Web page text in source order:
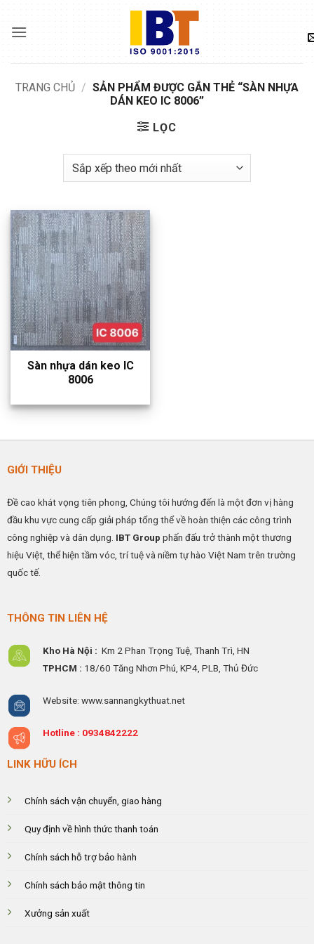
Skip
to
content
TRANG CHỦ / SẢN PHẨM ĐƯỢC GẮN THẺ “SÀN NHỰA
DÁN KEO IC 8006”
LỌC
Sàn nhựa dán keo IC
8006
GIỚI THIỆU
Đề cao khát vọng tiên phong, Chúng tôi hướng đến là một đơn vị hàng
đầu khu vực cung cấp giải pháp tổng thể về hoàn thiện các công trình
công nghiệp và dân dụng. IBT Group phấn đấu trở thành một thương
hiệu Việt, thể hiện tầm vóc, trí tuệ và niềm tự hào Việt Nam trên trường
quốc tế.
THÔNG TIN LIÊN HỆ
Kho Hà Nội : Km 2 Phan Trọng Tuệ, Thanh Trì, HN
TPHCM : 18/60 Tăng Nhơn Phú, KP4, PLB, Thủ Đức
Website: www.sannangkythuat.net
Hotline : 0934842222
LINK HỮU ÍCH
Chính sách vận chuyển, giao hàng
Quy định về hình thức thanh toán
Chính sách hỗ trợ bảo hành
Chính sách bảo mật thông tin
Xưởng sản xuất